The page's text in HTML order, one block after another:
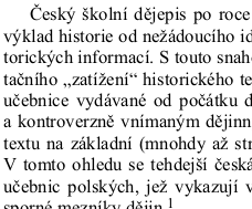
Český školní dějepis po
výklad historie od nežádoucího
torických informací. S touto
tačního „zatížení“ historického
učebnice vydávané od počátku
a kontroverzně vnímaným
textu na základní (mnohdy až
V tomto ohledu se tehdejší
učebnic polských, jež vykazují
1